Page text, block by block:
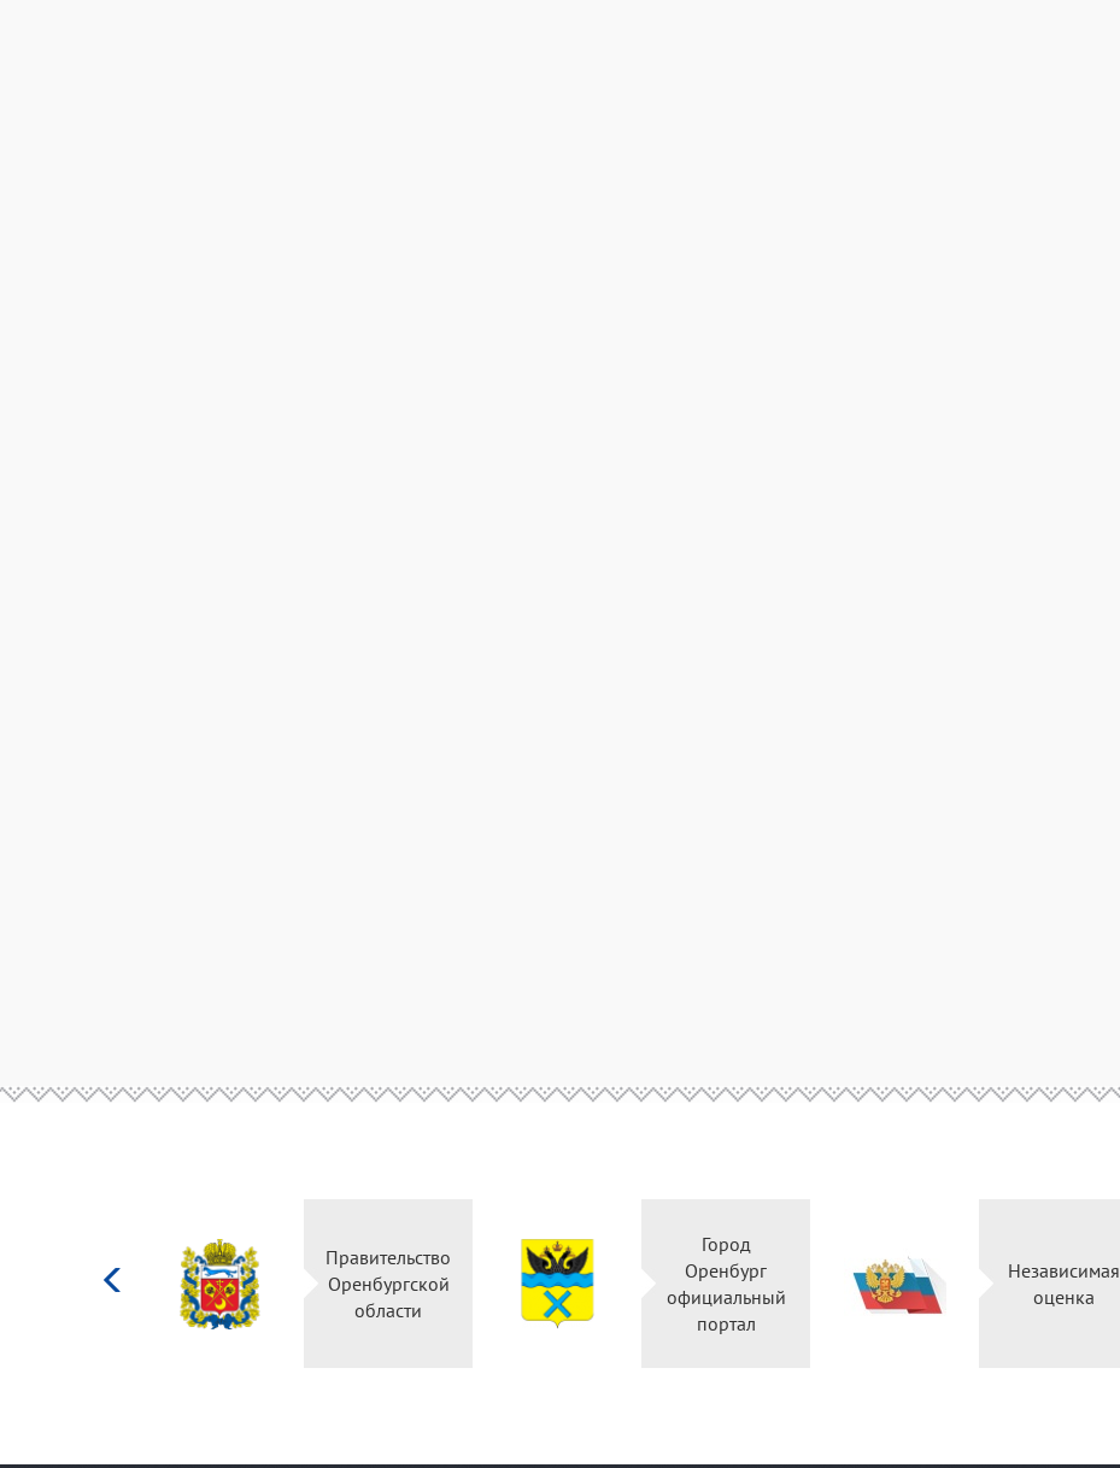
Правительство
Оренбургской
области
Город
Оренбург
официальный
портал
Независимая
оценка